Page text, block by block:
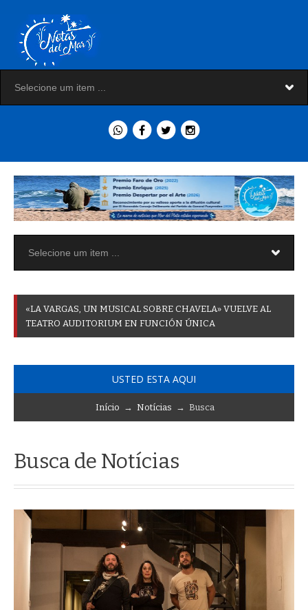
«LA VARGAS UN MUSICAL SOBRE CHAVELA» VUELVE AL
TEATRO AUDITORIUM EN FUNCIÓN ÚNICA
USTED ESTA AQUI
Início → Notícias → Busca
Busca de Notícias